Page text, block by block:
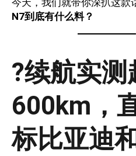
今天，我们就带你深扒这款
N7到底有什么料？
?续航实测
600km，
标比亚迪